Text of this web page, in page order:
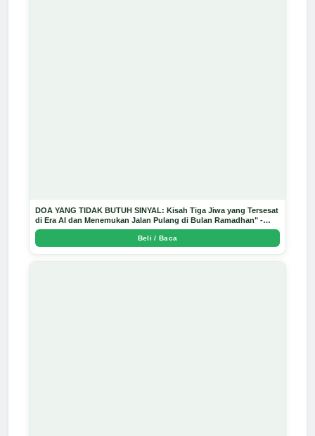
DOA YANG TIDAK BUTUH SINYAL: Kisah Tiga Jiwa yang Tersesat
di Era AI dan Menemukan Jalan Pulang di Bulan Ramadhan" -
Arda Dinata
Beli / Baca